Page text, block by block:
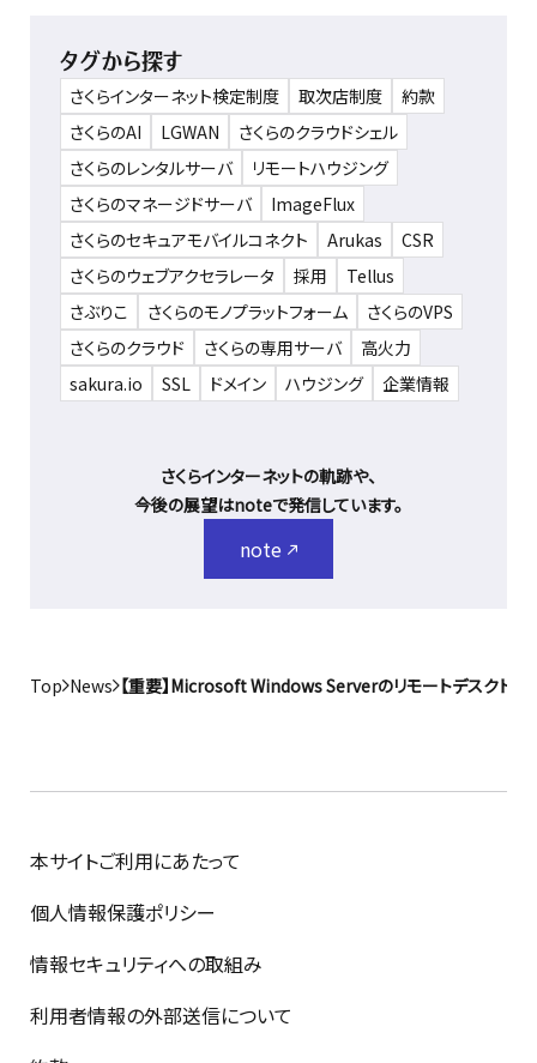
タグから探す
さくらインターネット検定制度 取次店制度
約款
さくらのAI
LGWAN
さくらのクラウドシェル
さくらのレンタルサーバ
リモートハウジング
さくらのマネージドサーバ
ImageFlux
さくらのセキュアモバイルコネクト
Arukas
CSR
さくらのウェブアクセラレータ
採用
Tellus
さぶりこ
さくらのモノプラットフォーム
さくらのVPS
さくらのクラウド
さくらの専用サーバ
高火力
sakura.io
SSL ドメイン ハウジング 企業情報
さくらインターネットの軌跡や、
今後の展望はnoteで発信しています。
note
Top News 【重要】Microsoft Windows Serverのリモートデスクト
本サイトご利用にあたって
個人情報保護ポリシー
情報セキュリティへの取組み
利用者情報の外部送信について